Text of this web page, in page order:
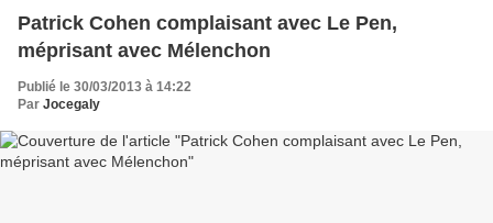
Patrick Cohen complaisant avec Le Pen,
méprisant avec Mélenchon
Publié le 30/03/2013 à 14:22
Par Jocegaly